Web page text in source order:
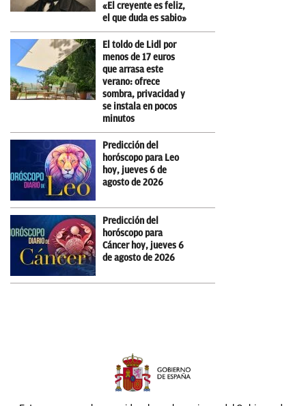
«El creyente es feliz,
el que duda es sabio»
El toldo de Lidl por
menos de 17 euros
que arrasa este
verano: ofrece
sombra, privacidad y
se instala en pocos
minutos
Predicción del
horóscopo para Leo
hoy, jueves 6 de
agosto de 2026
Predicción del
horóscopo para
Cáncer hoy, jueves 6
de agosto de 2026